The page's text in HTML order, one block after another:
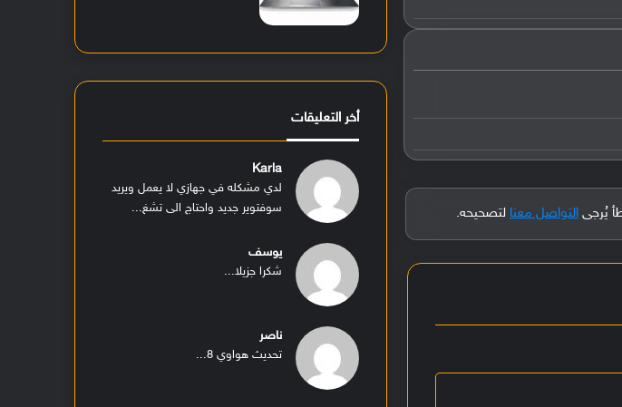
التواصل معنا لتصحيحه.
أخر التعليقات
Karla
لدي مشكله في جهازي لا يعمل ويريد
سوفتوير جديد واحتاج الى تشغ...
يوسف
شكرا جزيلا...
ناصر
تحديث هواوي 8...